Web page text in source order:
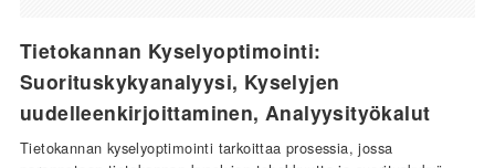
Tietokannan Kyselyoptimointi:
Suorituskykyanalyysi, Kyselyjen
uudelleenkirjoittaminen, Analyysityökalut
Tietokannan kyselyoptimointi tarkoittaa prosessia, jossa